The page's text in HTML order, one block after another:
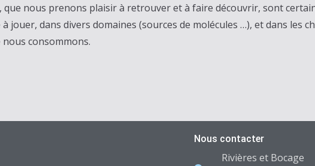
que nous prenons plaisir à retrouver et à faire découvrir, sont
jouer, dans divers domaines (sources de molécules …), et dans les
consommons.
Nous contacter
Rivières et Bocage